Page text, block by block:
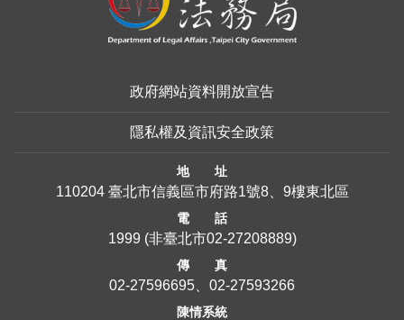
政府網站資料開放宣告
隱私權及資訊安全政策
地 址
110204 臺北市信義區市府路1號8、9樓東北區
電 話
1999 (非臺北市02-27208889)
傳 真
02-27596695、02-27593266
陳情系統